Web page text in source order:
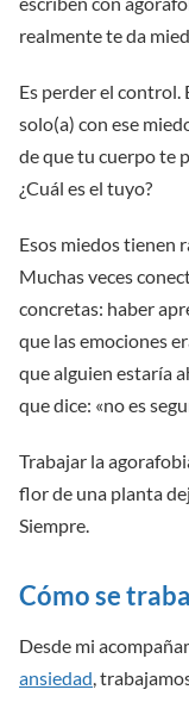
realmente te da
Es perder el control.
solo(a) con ese
de que tu cuerpo te
¿Cuál es el tuyo?
Esos miedos tienen
Muchas veces
concretas: haber
que las emociones
que alguien estaría
que dice: «no es
Trabajar la
flor de una planta
Siempre.
Cómo se
Desde mi
ansiedad,